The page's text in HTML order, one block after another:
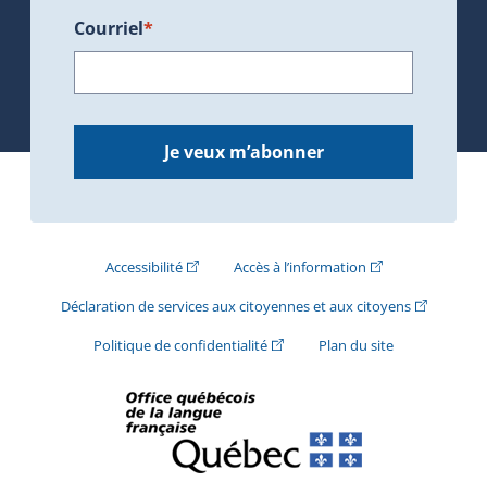
Courriel*
Je veux m’abonner
Accessibilité(Cet hyperlien externe s'ouvrira dans une
Accès à l’information(Cet hyperlien
Déclaration de services aux citoyennes et aux citoyens(Cet
Politique de confidentialité(Cet hyperlien externe s'ouvrira
Plan du site